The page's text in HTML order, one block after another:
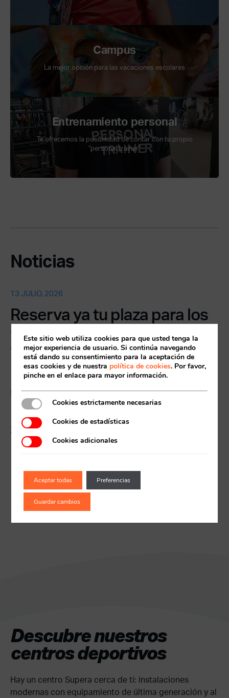
Acceso socios
Campus
La mejor opción para las vacaciones escolares
Entrenamiento personal
Te ofrecemos la posibilidad de contar con tu propio
"personal trainer"
Noticias
13 JULIO, 2026
Reserva ya tu plaza para los
cursos de natación y pádel
de la temporada 2026/2027
8 MAYO, 2026
El campus de verano de
Supera, lo mejor para los
peques
Descubre nuestros
centros deportivos
Hay un centro Supera cerca de ti: instalaciones
modernas con equipamiento de última generación y al
Este sitio web utiliza cookies para que usted tenga la
mejor experiencia de usuario. Si continúa navegando
está dando su consentimiento para la aceptación de
esas cookies y de nuestra política de cookies. Por favor,
pinche en el enlace para mayor información.
Cookies estrictamente necesarias
Cookies de estadísticas
Cookies adicionales
Aceptar todas Preferencias
Guardar cambios